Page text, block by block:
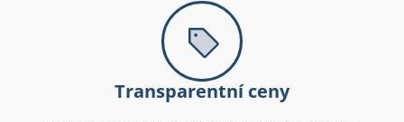
Transparentní ceny